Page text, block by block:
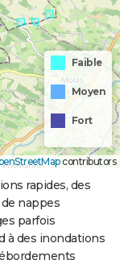
Faible
Moyen
Fort
contributors
rapides, des
nappes
parfois
à des inondations